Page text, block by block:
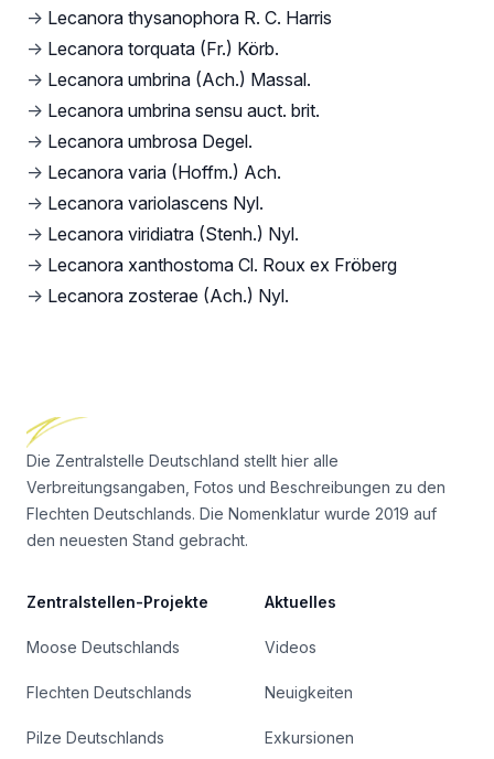
→ Lecanora thysanophora R. C. Harris
→ Lecanora torquata (Fr.) Körb.
→ Lecanora umbrina (Ach.) Massal.
→ Lecanora umbrina sensu auct. brit.
→ Lecanora umbrosa Degel.
→ Lecanora varia (Hoffm.) Ach.
→ Lecanora variolascens Nyl.
→ Lecanora viridiatra (Stenh.) Nyl.
→ Lecanora xanthostoma Cl. Roux ex Fröberg
→ Lecanora zosterae (Ach.) Nyl.
Die Zentralstelle Deutschland stellt hier alle
Verbreitungsangaben, Fotos und Beschreibungen zu den
Flechten Deutschlands. Die Nomenklatur wurde 2019 auf
den neuesten Stand gebracht.
Zentralstellen-Projekte
Moose Deutschlands
Flechten Deutschlands
Pilze Deutschlands
Aktuelles
Videos
Neuigkeiten
Exkursionen